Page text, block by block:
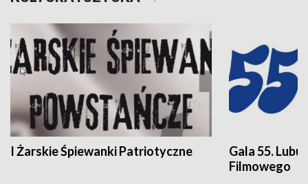
I Żarskie Śpiewanki Patriotyczne
Gala 55.
Filmowego